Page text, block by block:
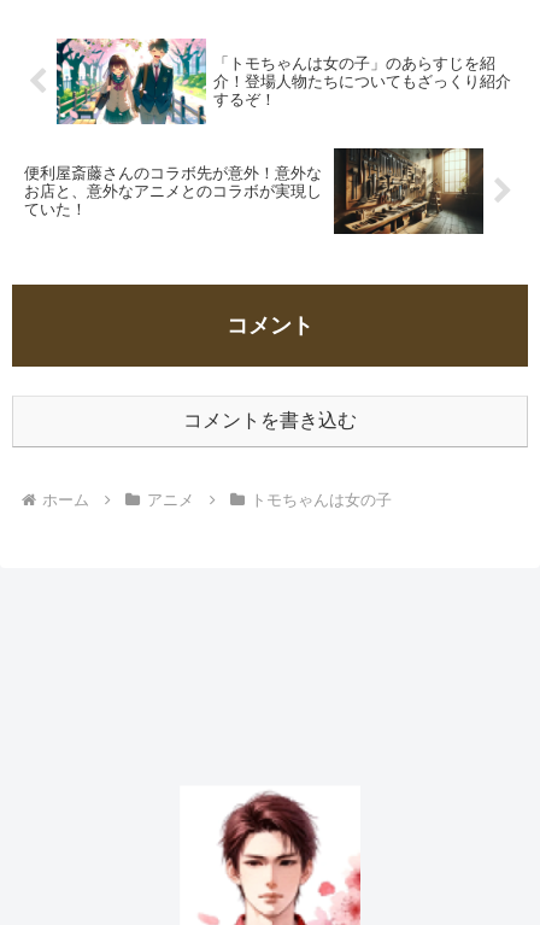
「トモちゃんは女の子」のあらすじを紹
介！登場人物たちについてもざっくり紹介
するぞ！
便利屋斎藤さんのコラボ先が意外！意外な
お店と、意外なアニメとのコラボが実現し
ていた！
コメント
コメントを書き込む
ホーム アニメ トモちゃんは女の子